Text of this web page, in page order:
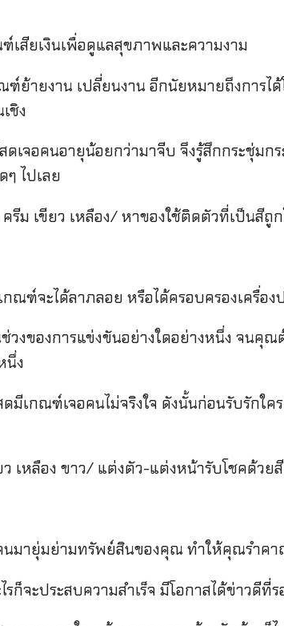
เสียเงินเพื่อดูแลสุขภาพและความงาม
ฑ์ย้ายงาน เปลี่ยนงาน อีกนัยหมายถึงการไ
ชิง
ดเจอคนอายุน้อยกว่ามาจีบ จึงรู้สึกกระชุ่ม
ๆ ไปเลย
รีม เขียว เหลือง/ หาของใช้ติดตัวที่เป็นสีถู
ณฑ์จะได้ลาภลอย หรือได้ครอบครองเครื่อง
วงของการแข่งขันอย่างใดอย่างหนึ่ง จนคุ
นึ่ง
ดมีเกณฑ์เจอคนไม่จริงใจ ดังนั้นก่อนรับรักใ
ว เหลือง ขาว/ แต่งตัว-แต่งหน้ารับโชคด้วย
มายุ่มย่ามทรัพย์สินของคุณ ทำให้คุณรำคา
รก็จะประสบความสำเร็จ มีโอกาสได้ข่าวดี